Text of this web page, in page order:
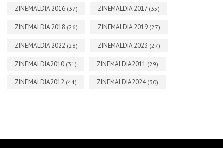
ZINEMALDIA 2016 (37) ZINEMALDIA 2017 (35)
ZINEMALDIA 2018 (26) ZINEMALDIA 2019 (27)
ZINEMALDIA 2022 (28) ZINEMALDIA 2023 (27)
ZINEMALDIA2010 (31) ZINEMALDIA2011 (29)
ZINEMALDIA2012 (44) ZINEMALDIA2024 (30)